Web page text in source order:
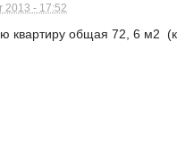
2013 - 17:52
квартиру общая 72, 6 м2